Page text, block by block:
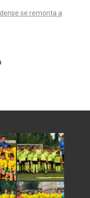
se remonta a